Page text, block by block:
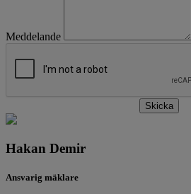
Meddelande
Skicka
Hakan Demir
Ansvarig mäklare